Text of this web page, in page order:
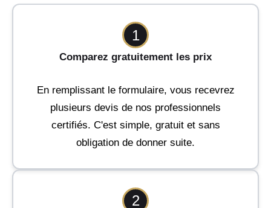
1
Comparez gratuitement les prix
En remplissant le formulaire, vous recevrez
plusieurs devis de nos professionnels
certifiés. C'est simple, gratuit et sans
obligation de donner suite.
2